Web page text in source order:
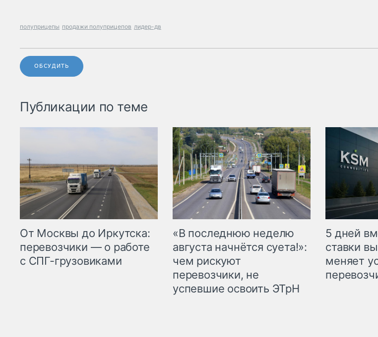
полуприцепы продажи полуприцепов лидер-дв
ОБСУДИТЬ
Публикации по теме
От Москвы до Иркутска:
перевозчики — о работе
с СПГ-грузовиками
«В последнюю неделю
августа начнётся суета!»:
чем рискуют
перевозчики, не
успевшие освоить ЭТрН
5 дней
ставки
меняет